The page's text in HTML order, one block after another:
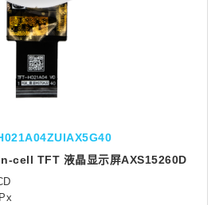
cell TFT 液晶显示屏AXS15260D